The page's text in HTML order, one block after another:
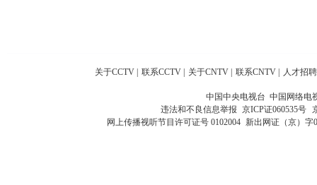
关于CCTV 联系CCTV 关于CNTV 联系CNTV 人才招聘
中国中央电视台 中国网络电
违法和不良信息举报 京ICP证060535号
网上传播视听节目许可证号 0102004 新出网证（京）